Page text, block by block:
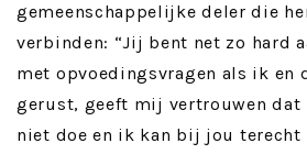
gemeenschappelijke deler die
verbinden: “Jij bent net zo hard
met opvoedingsvragen als ik en
gerust, geeft mij vertrouwen dat
niet doe en ik kan bij jou terecht